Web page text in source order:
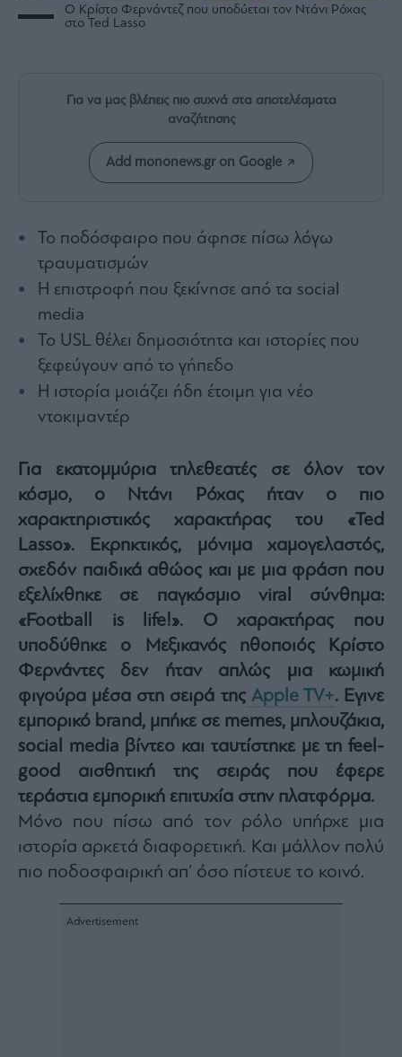
Υγεία
Architecture
&
Fashion
Art
Watches
Yachts
For
Two
Μετοχές
Αγορές
Trader's
book
Buy-
Hold-
Sell
The
Value
Investor
Crypto
Χρηματιστηριακές
Ανακοινώσεις
Creative
Branded
Ο Κρίστο Φερνάντεζ που υποδύεται τον Ντάνι Ρόχας
στο Ted Lasso
Για να μας βλέπεις πιο συχνά στα αποτελέσματα
αναζήτησης
Add mononews.gr on Google
Το ποδόσφαιρο που άφησε πίσω λόγω
τραυματισμών
Η επιστροφή που ξεκίνησε από τα social
media
Το USL θέλει δημοσιότητα και ιστορίες που
ξεφεύγουν από το γήπεδο
Η ιστορία μοιάζει ήδη έτοιμη για νέο
ντοκιμαντέρ
Για εκατομμύρια τηλεθεατές σε όλον τον
κόσμο, ο Ντάνι Ρόχας ήταν ο πιο
χαρακτηριστικός χαρακτήρας του «Ted
Lasso». Εκρηκτικός, μόνιμα χαμογελαστός,
σχεδόν παιδικά αθώος και με μια φράση που
εξελίχθηκε σε παγκόσμιο viral σύνθημα:
«Football is life!». Ο χαρακτήρας που
υποδύθηκε ο Μεξικανός ηθοποιός Κρίστο
Φερνάντες δεν ήταν απλώς μια κωμική
φιγούρα μέσα στη σειρά τηςApple TV+. Εγινε
εμπορικό brand, μπήκε σε memes, μπλουζάκια,
social media βίντεο και ταυτίστηκε με τη feel-
good αισθητική της σειράς που έφερε
τεράστια εμπορική επιτυχία στην πλατφόρμα.
Μόνο που πίσω από τον ρόλο υπήρχε μια
ιστορία αρκετά διαφορετική. Και μάλλον πολύ
πιο ποδοσφαιρική απ’ όσο πίστευε το κοινό.